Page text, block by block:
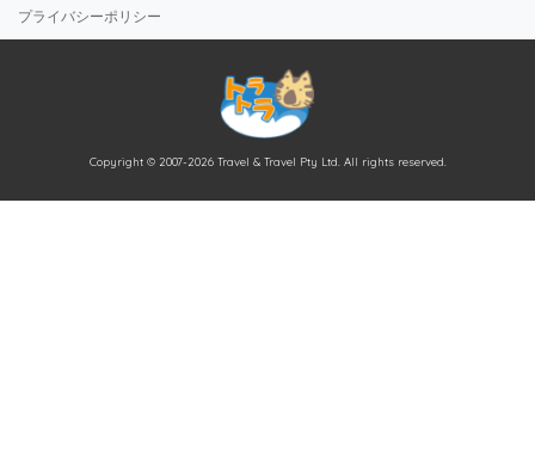
プライバシーポリシー
Copyright © 2007-2026 Travel & Travel Pty Ltd. All rights reserved.